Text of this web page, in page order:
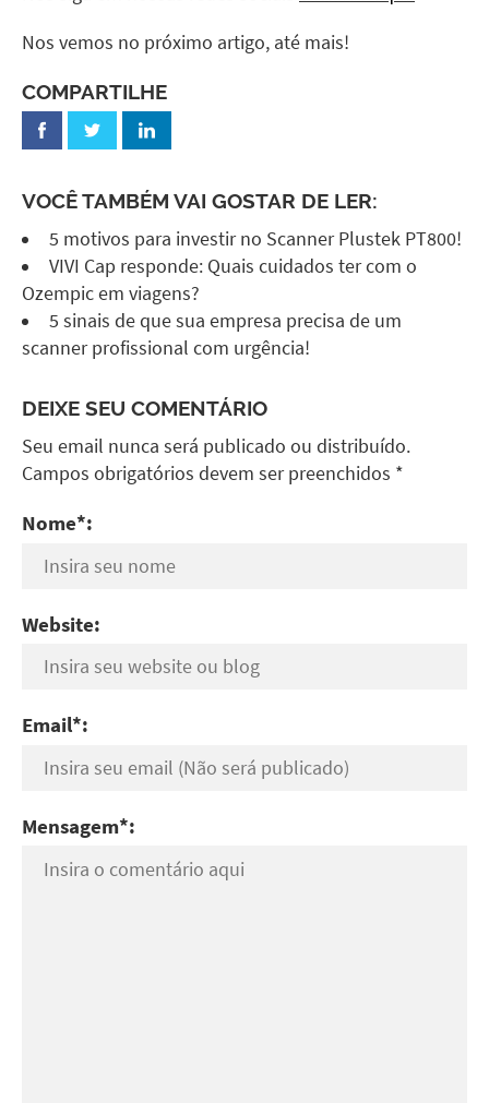
Nos vemos no próximo artigo, até mais!
COMPARTILHE
VOCÊ TAMBÉM VAI GOSTAR DE LER:
5 motivos para investir no Scanner Plustek PT800!
VIVI Cap responde: Quais cuidados ter com o
Ozempic em viagens?
5 sinais de que sua empresa precisa de um
scanner profissional com urgência!
DEIXE SEU COMENTÁRIO
Seu email nunca será publicado ou distribuído.
Campos obrigatórios devem ser preenchidos *
Nome*:
Website:
Email*:
Mensagem*: